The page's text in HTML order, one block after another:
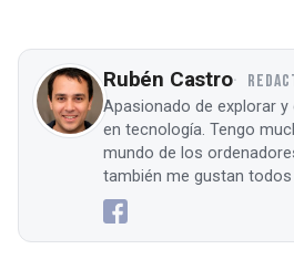
Rubén Castro
Apasionado de explorar
en tecnología. Tengo
mundo de los
también me gustan